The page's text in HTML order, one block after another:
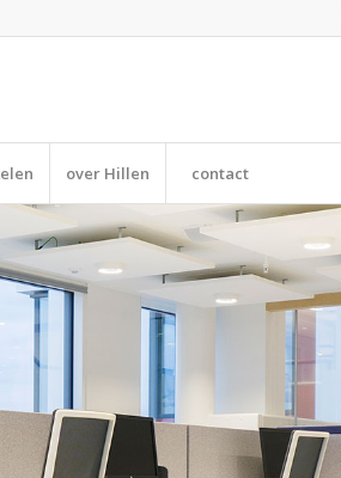
over Hillen contact